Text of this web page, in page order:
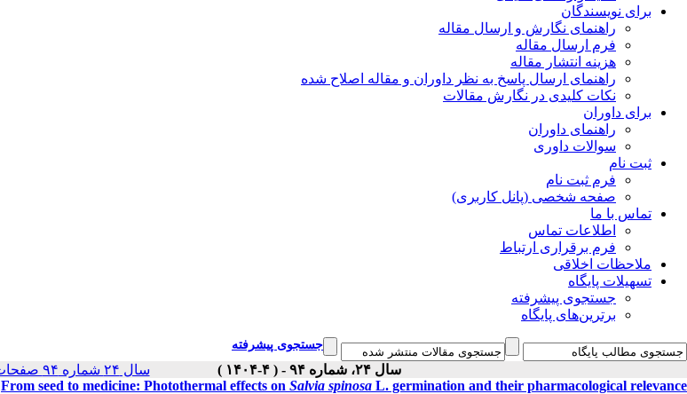
برای نویسندگان
راهنمای نگارش و ارسال مقاله
فرم ارسال مقاله
هزینه انتشار مقاله
راهنمای ارسال پاسخ به نظر داوران و مقاله اصلاح شده
نکات کلیدی در نگارش مقالات
برای داوران
راهنمای داوران
سوالات داوری
ثبت نام
فرم ثبت نام
صفحه شخصی (پانل کاربری)
تماس با ما
اطلاعات تماس
فرم برقراری ارتباط
ملاحظات اخلاقی
تسهیلات پایگاه
جستجوی پیشرفته
برترین‌های پایگاه
جستجوی پیشرفته
سال ۲۴، شماره ۹۴ - ( ۴-۱۴۰۴ ) سال ۲۴ شماره ۹۴ صفحات ۸۰-۷۰
From seed to medicine: Photothermal effects on Salvia spinosa L. germination and their pharmacological relevance